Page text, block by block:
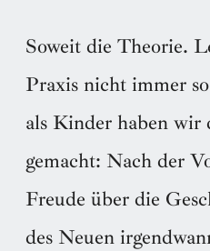
Soweit die Theorie.
Praxis nicht immer
als Kinder haben wir
gemacht: Nach der
Freude über die
des Neuen